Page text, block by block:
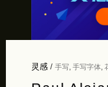
灵感/ 手写, 手写字体,